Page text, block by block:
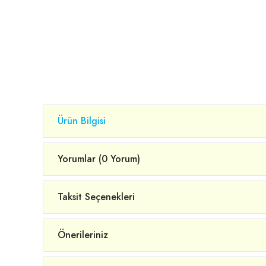
Ürün Bilgisi
Yorumlar (0 Yorum)
Taksit Seçenekleri
Önerileriniz